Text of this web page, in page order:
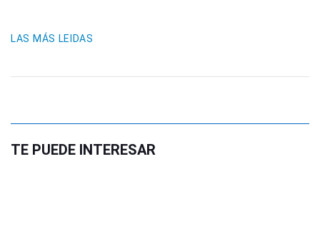
LAS MÁS LEIDAS
TE PUEDE INTERESAR